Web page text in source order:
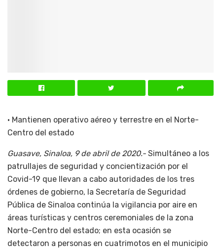
• Mantienen operativo aéreo y terrestre en el Norte-
Centro del estado
Guasave, Sinaloa, 9 de abril de 2020.- Simultáneo a los
patrullajes de seguridad y concientización por el
Covid-19 que llevan a cabo autoridades de los tres
órdenes de gobierno, la Secretaría de Seguridad
Pública de Sinaloa continúa la vigilancia por aire en
áreas turísticas y centros ceremoniales de la zona
Norte-Centro del estado; en esta ocasión se
detectaron a personas en cuatrimotos en el municipio